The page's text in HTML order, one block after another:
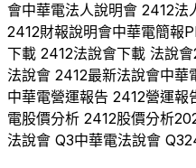
會中華電法人說明會 2412法
2412財報說明會中華電簡報
下載 2412法說會下載 法說會
法說會 2412最新法說會中華
中華電營運報告 2412營運報
電股價分析 2412股價分析
法說會 Q3中華電法說會 Q3